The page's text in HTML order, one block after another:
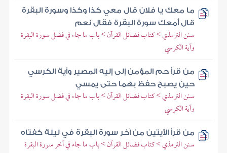
ما معك يا فلان قال معي كذا وكذا وسورة البقرة
قال أمعك سورة البقرة فقال نعم
سنن الترمذي > كتاب فضائل القرآن > باب ما جاء في فضل سورة البقرة
وآية الكرسي
من قرأ حم المؤمن إلى إليه المصير وآية الكرسي
حين يصبح حفظ بهما حتى يمسي
سنن الترمذي > كتاب فضائل القرآن > باب ما جاء في فضل سورة البقرة
وآية الكرسي
من قرأ الآيتين من آخر سورة البقرة في ليلة كفتاه
سنن الترمذي > كتاب فضائل القرآن > باب ما جاء في آخر سورة البقرة